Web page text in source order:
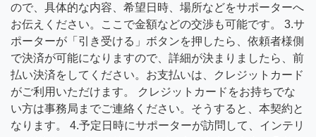
ので、具体的な内容、希望日時、場所などをサポーターへ
お伝えください。ここで金額などの交渉も可能です。 3.サ
ポーターが「引き受ける」ボタンを押したら、依頼者様側
で決済が可能になりますので、詳細が決まりましたら、前
払い決済をしてください。お支払いは、クレジットカード
がご利用いただけます。 クレジットカードをお持ちでな
い方は事務局までご連絡ください。そうすると、本契約と
なります。 4.予定日時にサポーターが訪問して、インテリ